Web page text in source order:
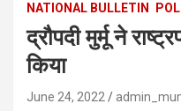
NATIONAL BULLETIN
द्रौपदी मुर्मू ने
किया
June 24, 2022